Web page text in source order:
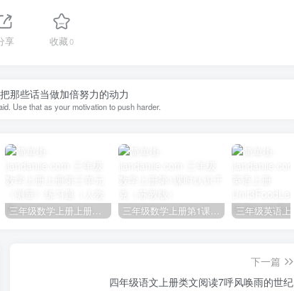
享 收藏0
那些话当做加倍努力的动力
Use that as your motivation to push harder.
三年级数学上册上册第三单元《测量》练习题（人教版） 三年级数学上册第1课时认识千克（苏教版）
下一篇
四年级语文上册类文阅读7呼风唤雨的世纪